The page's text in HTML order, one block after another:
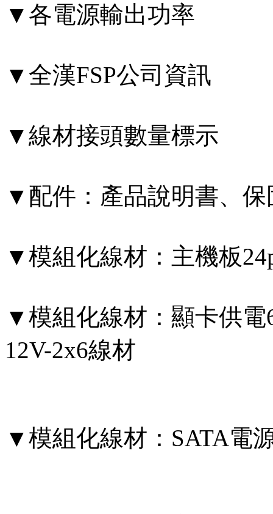
▼各電源輸出功率
▼全漢FSP公司資訊
▼線材接頭數量標示
▼配件：產品說明書、
▼模組化線材：主機板
▼模組化線材：顯卡供電
12V-2x6線材
▼模組化線材：SATA電